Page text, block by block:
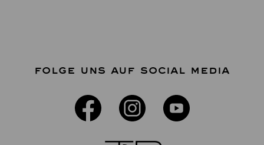
FOLGE UNS AUF SOCIAL MEDIA